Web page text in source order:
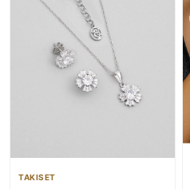
TAKISET